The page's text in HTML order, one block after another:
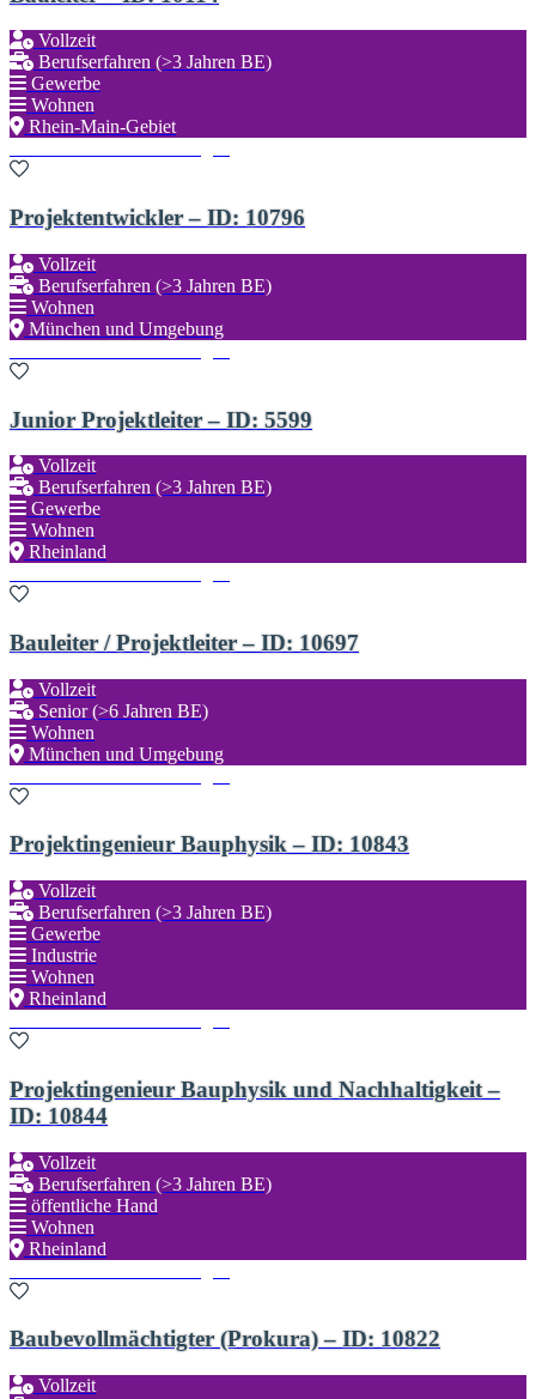
Vollzeit
Berufserfahren (>3 Jahren BE)
Gewerbe
Wohnen
Rhein-Main-Gebiet
Projektentwickler – ID: 10796
Vollzeit
Berufserfahren (>3 Jahren BE)
Wohnen
München und Umgebung
Junior Projektleiter – ID: 5599
Vollzeit
Berufserfahren (>3 Jahren BE)
Gewerbe
Wohnen
Rheinland
Bauleiter / Projektleiter – ID: 10697
Vollzeit
Senior (>6 Jahren BE)
Wohnen
München und Umgebung
Projektingenieur Bauphysik – ID: 10843
Vollzeit
Berufserfahren (>3 Jahren BE)
Gewerbe
Industrie
Wohnen
Rheinland
Projektingenieur Bauphysik und Nachhaltigkeit –
ID: 10844
Vollzeit
Berufserfahren (>3 Jahren BE)
öffentliche Hand
Wohnen
Rheinland
Baubevollmächtigter (Prokura) – ID: 10822
Vollzeit